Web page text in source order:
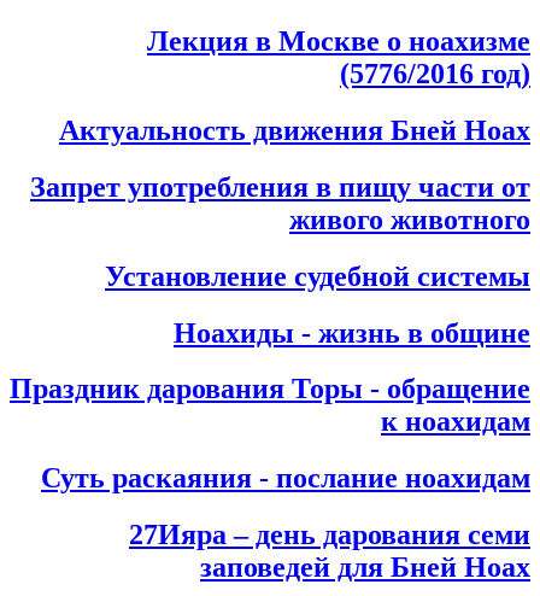
Лекция в Москве о ноахизме
(5776/2016 год)
Актуальность движения Бней Ноах
Запрет употребления в пищу части от
живого животного
Установление судебной системы
Ноахиды - жизнь в общине
Праздник дарования Торы - обращение
к ноахидам
Суть раскаяния - послание ноахидам
27Ияра – день дарования семи
заповедей для Бней Ноах